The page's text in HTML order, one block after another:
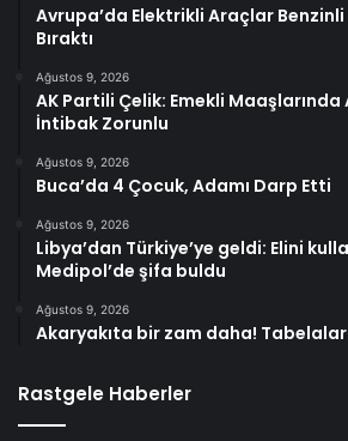
Avrupa’da Elektrikli Araçlar
Bıraktı
Ağustos 9, 2026
AK Partili Çelik: Emekli
İntibak Zorunlu
Ağustos 9, 2026
Buca’da 4 Çocuk, Adamı Darp Etti
Ağustos 9, 2026
Libya’dan Türkiye’ye geldi: Elini
Medipol’de şifa buldu
Ağustos 9, 2026
Akaryakıta bir zam daha!
Rastgele Haberler